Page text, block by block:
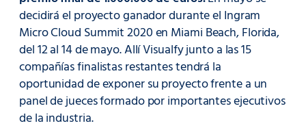
decidirá el proyecto ganador durante el Ingram
Micro Cloud Summit 2020 en Miami Beach, Florida,
del 12 al 14 de mayo. Allí Visualfy junto a las 15
compañías finalistas restantes tendrá la
oportunidad de exponer su proyecto frente a un
panel de jueces formado por importantes ejecutivos
de la industria.